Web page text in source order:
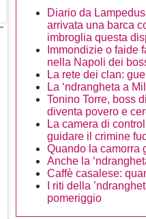
Diario da
arrivata una barca
imbroglia questa
Immondizie o faide
nella Napoli dei
La rete dei clan:
La ‘ndrangheta a
Tonino Torre, boss
diventa povero e
La camera di
guidare il crimine
Quando la camorra
Anche la
Caffè casalese:
I riti della
pomeriggio